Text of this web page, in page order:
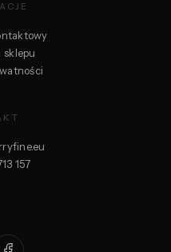
sklepu
157